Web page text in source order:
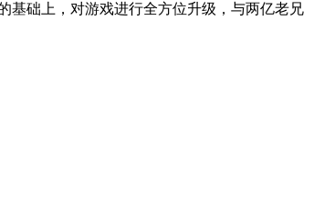
基础上，对游戏进行全方位升级，与两亿老兄